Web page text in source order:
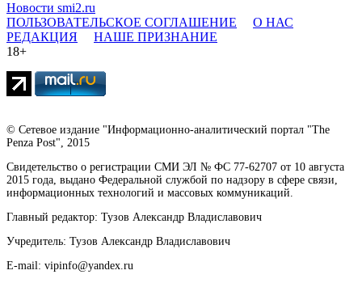
Новости smi2.ru
ПОЛЬЗОВАТЕЛЬСКОЕ СОГЛАШЕНИЕ
О НАС
РЕДАКЦИЯ
НАШЕ ПРИЗНАНИЕ
18+
© Сетевое издание "Информационно-аналитический портал "The
Penza Post", 2015
Свидетельство о регистрации СМИ ЭЛ № ФС 77-62707 от 10 августа
2015 года, выдано Федеральной службой по надзору в сфере связи,
информационных технологий и массовых коммуникаций.
Главный редактор: Тузов Александр Владиславович
Учредитель: Тузов Александр Владиславович
E-mail: vipinfo@yandex.ru